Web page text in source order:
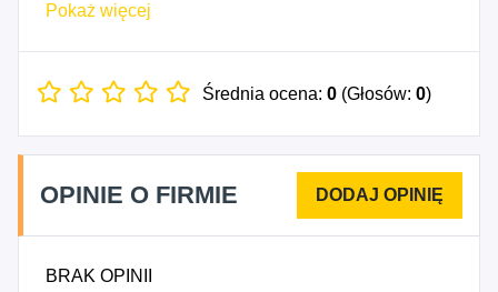
Identyfikacji Podatkowej NIP to 6272808529, a
545146457. Data rozpoczęcia działalności
reklamowych, 7420Z - Działalność fotograficzna,
8230Z - Działalność związana z organizacją
targów, wystaw i kongresów, 9699Z - Pozostała
niesklasyfikowana.
Pokaż więcej
Średnia ocena: 0 (Głosów: 0)
OPINIE O FIRMIE
BRAK OPINII